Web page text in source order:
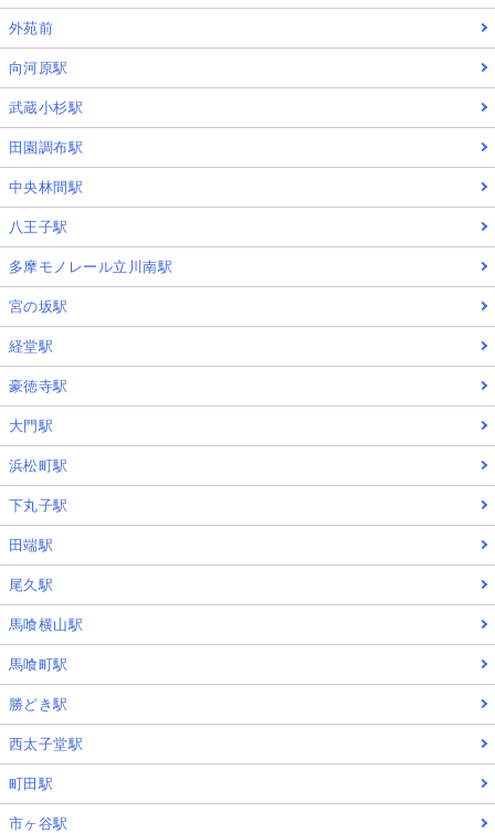
外苑前
向河原駅
武蔵小杉駅
田園調布駅
中央林間駅
八王子駅
多摩モノレール立川南駅
宮の坂駅
経堂駅
豪徳寺駅
大門駅
浜松町駅
下丸子駅
田端駅
尾久駅
馬喰横山駅
馬喰町駅
勝どき駅
西太子堂駅
町田駅
市ヶ谷駅